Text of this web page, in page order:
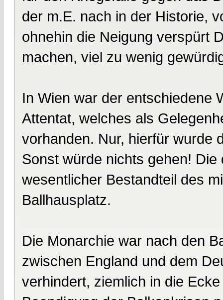
der m.E. nach in der Historie,
ohnehin die Neigung verspürt
machen, viel zu wenig
In Wien war der entschiedene
Attentat, welches als
vorhanden. Nur, hierfür wurde
Sonst würde nichts gehen!
wesentlicher Bestandteil des
Ballhausplatz.
Die Monarchie war nach den
zwischen England und dem
verhindert, ziemlich in die